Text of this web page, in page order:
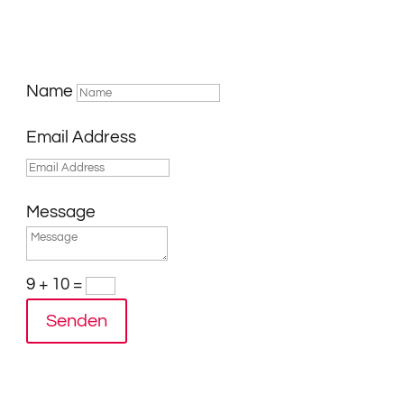
Name
Email Address
Message
9 + 10=
Senden